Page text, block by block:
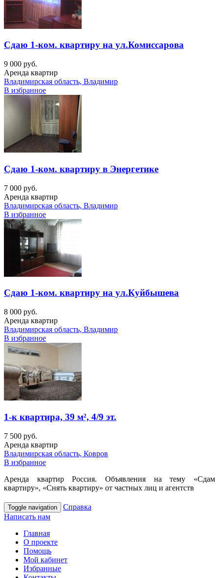
Сдаю 1-ком. квартиру на ул.Комиссарова
9 000 руб.
Аренда квартир
Владимирская область, Владимир
В избранное
Сдаю 1-ком. квартиру в Энергетике
7 000 руб.
Аренда квартир
Владимирская область, Владимир
В избранное
Сдаю 1-ком. квартиру на ул.Куйбышева
8 000 руб.
Аренда квартир
Владимирская область, Владимир
В избранное
1-к квартира, 39 м², 4/9 эт.
7 500 руб.
Аренда квартир
Владимирская область, Ковров
В избранное
Аренда квартир Россия. Объявления на тему «Сдам
квартиру», «Снять квартиру» от частных лиц и агентств
Toggle navigation
Справка
Написать нам
Главная
О проекте
Помощь
Мой кабинет
Избранные